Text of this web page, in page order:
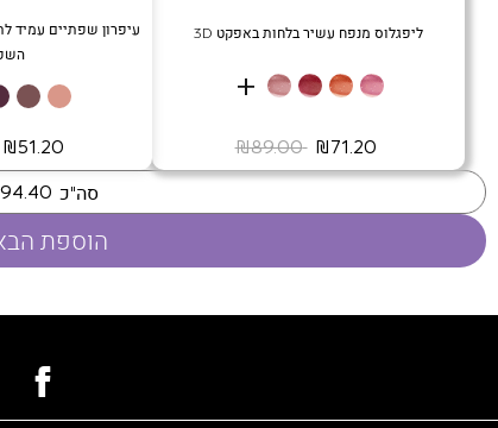
ליפגלוס מנפח עשיר בלחות באפקט 3D
+
‏ ₪89.00
עיפרון שפתיים עמיד
סה"כ
הוספת